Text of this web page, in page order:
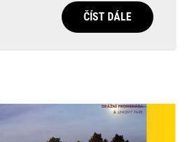
ČÍST DÁLE